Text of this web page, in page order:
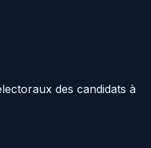
des candidats à